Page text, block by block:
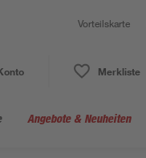
Vorteilskarte
Merkliste
Angebote & Neuheiten